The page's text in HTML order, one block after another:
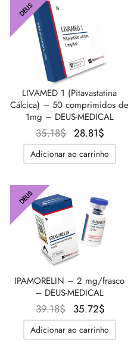
DEUS
LIVAMED 1 (Pitavastatina
Cálcica) – 50 comprimidos de
1mg – DEUS-MEDICAL
35.18$
O
preço
original
28.81$
preço
atual é:
Adicionar ao carrinho
DEUS
IPAMORELIN – 2 mg/frasco
– DEUS-MEDICAL
39.18$
O
preço
original
35.72$
preço
atual é:
Adicionar ao carrinho